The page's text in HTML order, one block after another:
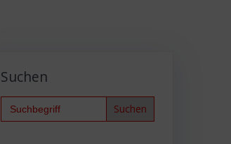
Suchen
Search
for: